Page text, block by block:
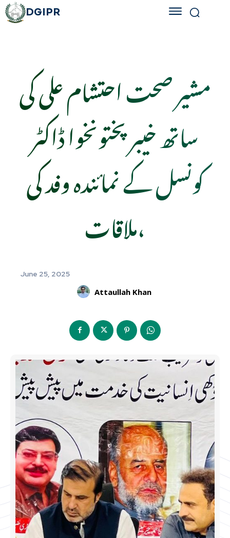
DGIPR
مشیر صحت احتشام علی کی
ساتھ خیبرپختونخوا ڈاکٹر
کونسل کے نمائندہ وفد کی
ملاقات،
June 25, 2025
Attaullah Khan